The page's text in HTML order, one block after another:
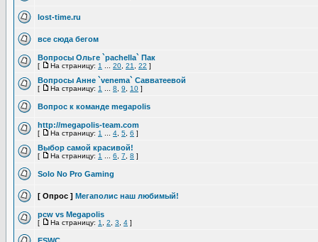
lost-time.ru
все сюда бегом
Вопросы Ольге `pachella` Пак
[ На страницу: 1 20 21 22 ]
Вопросы Анне `venema` Савватеевой
[ На страницу: 1 8 9 10 ]
Вопрос к команде megapolis
http://megapolis-team.com
[ На страницу: 1 4 5 6 ]
Выбор самой красивой!
[ На страницу: 1 6 7 8 ]
Solo No Pro Gaming
[ Опрос ] Мегаполис наш любимый!
pcw vs Megapolis
[ На страницу: 1 2 3 4 ]